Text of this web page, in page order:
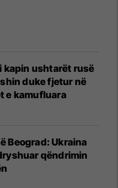
kapin ushtarët rusë
duke fjetur në
e kamufluara
Beograd: Ukraina
qëndrimin